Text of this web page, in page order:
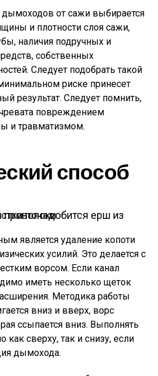
дымоходов от сажи выбирается
и плотности слоя сажи,
наличия подручных и
собственных
Следует подобрать такой
риске принесет
результат. Следует помнить,
повреждением
и травматизмом.
способ
ерш из толстой проволоки
является удаление копоти
усилий. Это делается с
ворсом. Если канал
иметь несколько щеток
Методика работы
вниз и вверх, ворс
ссыпается вниз. Выполнять
сверху, так и снизу, если
дымохода.